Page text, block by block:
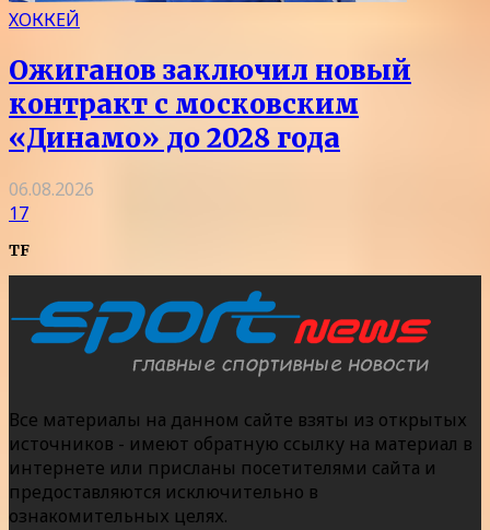
ХОККЕЙ
Ожиганов заключил новый
контракт с московским
«Динамо» до 2028 года
06.08.2026
17
TF
Все материалы на данном сайте взяты из открытых
источников - имеют обратную ссылку на материал в
интернете или присланы посетителями сайта и
предоставляются исключительно в
ознакомительных целях.